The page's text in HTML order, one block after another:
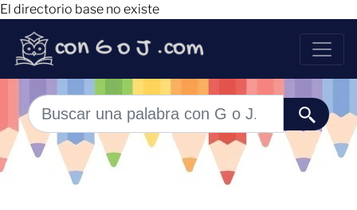
El directorio base no existe